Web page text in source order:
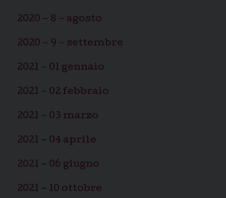
2020 – 8 – agosto
2020 – 9 – settembre
2021 – 01 gennaio
2021 – 02 febbraio
2021 – 03 marzo
2021 – 04 aprile
2021 – 06 giugno
2021 – 10 ottobre